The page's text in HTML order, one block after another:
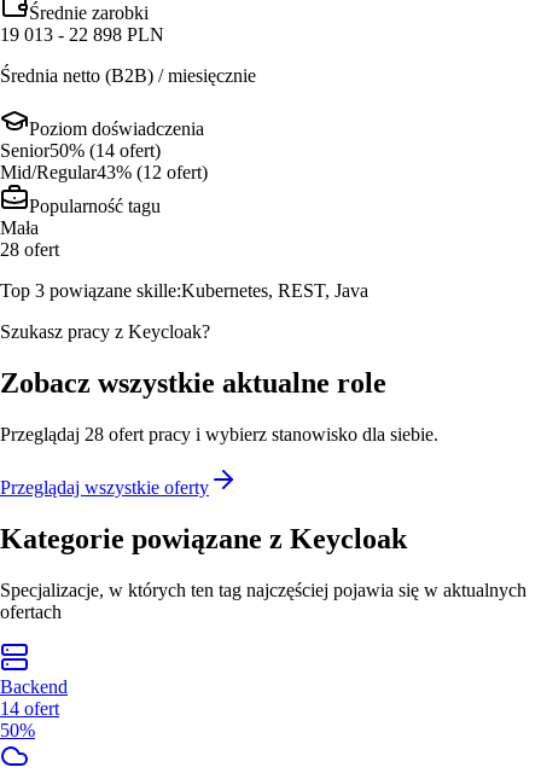
Średnie zarobki
19 013 - 22 898 PLN
Średnia netto (B2B) / miesięcznie
Poziom doświadczenia
Senior50% (14 ofert)
Mid/Regular43% (12 ofert)
Popularność tagu
Mała
28 ofert
Top 3 powiązane skille:Kubernetes, REST, Java
Szukasz pracy z Keycloak?
Zobacz wszystkie aktualne role
Przeglądaj 28 ofert pracy i wybierz stanowisko dla siebie.
Przeglądaj wszystkie oferty
Kategorie powiązane z Keycloak
Specjalizacje, w których ten tag najczęściej pojawia się w aktualnych
ofertach
Backend
14 ofert
50%